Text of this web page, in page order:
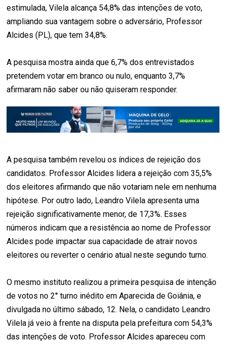
estimulada, Vilela alcança 54,8% das intenções de voto,
ampliando sua vantagem sobre o adversário, Professor
Alcides (PL), que tem 34,8%.
A pesquisa mostra ainda que 6,7% dos entrevistados
pretendem votar em branco ou nulo, enquanto 3,7%
afirmaram não saber ou não quiseram responder.
A pesquisa também revelou os índices de rejeição dos
candidatos. Professor Alcides lidera a rejeição com 35,5%
dos eleitores afirmando que não votariam nele em nenhuma
hipótese. Por outro lado, Leandro Vilela apresenta uma
rejeição significativamente menor, de 17,3%. Esses
números indicam que a resistência ao nome de Professor
Alcides pode impactar sua capacidade de atrair novos
eleitores ou reverter o cenário atual neste segundo turno.
O mesmo instituto realizou a primeira pesquisa de intenção
de votos no 2° turno inédito em Aparecida de Goiânia, e
divulgada no último sábado, 12. Nela, o candidato Leandro
Vilela já veio à frente na disputa pela prefeitura com 54,3%
das intenções de voto. Professor Alcides apareceu com